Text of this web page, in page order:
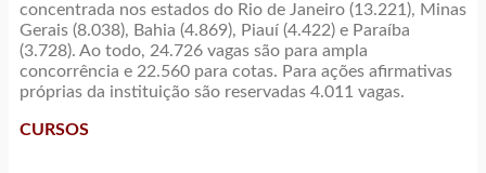
concentrada nos estados do Rio de Janeiro (13.221), Minas
Gerais (8.038), Bahia (4.869), Piauí (4.422) e Paraíba
(3.728). Ao todo, 24.726 vagas são para ampla
concorrência e 22.560 para cotas. Para ações afirmativas
próprias da instituição são reservadas 4.011 vagas.
CURSOS